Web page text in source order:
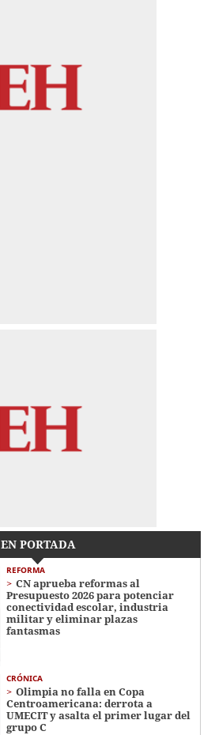
EN PORTADA
REFORMA
CN aprueba reformas al
Presupuesto 2026 para potenciar
conectividad escolar, industria
militar y eliminar plazas
fantasmas
CRÓNICA
Olimpia no falla en Copa
Centroamericana: derrota a
UMECIT y asalta el primer lugar del
grupo C